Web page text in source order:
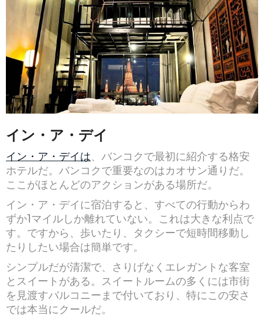
イン・ア・デイ
イン・ア・デイは、バンコクで最初に紹介する格安
ホテルだ。バンコクで重要なのはカオサン通りだ。
ここがほとんどのアクションがある場所だ。
イン・ア・デイに宿泊すると、すべての行動からわ
ずか1マイルしか離れていない。これは大きな利点で
す。ですから、歩いたり、タクシーで短時間移動し
たりしたい場合は簡単です。
シンプルだが清潔で、さりげなくエレガントな客室
とスイートがある。スイートルームの多くには市街
を見渡すバルコニーまで付いており、特にこの安さ
では本当にクールだ。